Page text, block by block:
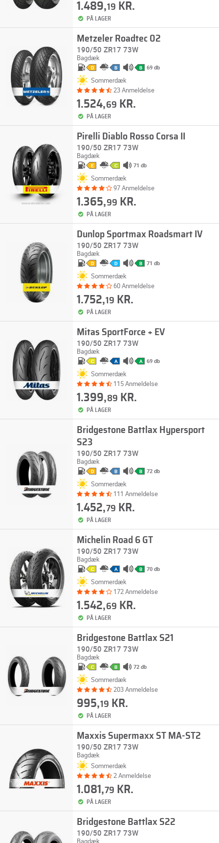
1.489,19 KR.
PÅ LAGER
Metzeler Roadtec 02
190/50 ZR17 73W
Bagdæk
D B B 69 db
Sommerdæk
23 Anmeldelse
1.524,69 KR.
PÅ LAGER
Pirelli Diablo Rosso Corsa II
190/50 ZR17 73W
Bagdæk
E C 71 db
Sommerdæk
97 Anmeldelse
1.365,99 KR.
PÅ LAGER
Dunlop Sportmax Roadsmart IV
190/50 ZR17 73W
Bagdæk
D D B 71 db
Sommerdæk
60 Anmeldelse
1.752,19 KR.
PÅ LAGER
Mitas SportForce + EV
190/50 ZR17 73W
Bagdæk
C A A 69 db
Sommerdæk
115 Anmeldelse
1.399,89 KR.
PÅ LAGER
Bridgestone Battlax Hypersport
S23
190/50 ZR17 73W
Bagdæk
D B B 72 db
Sommerdæk
111 Anmeldelse
1.452,79 KR.
PÅ LAGER
Michelin Road 6 GT
190/50 ZR17 73W
Bagdæk
C A B 70 db
Sommerdæk
172 Anmeldelse
1.542,69 KR.
PÅ LAGER
Bridgestone Battlax S21
190/50 ZR17 73W
Bagdæk
C B 72 db
Sommerdæk
203 Anmeldelse
995,19 KR.
PÅ LAGER
Maxxis Supermaxx ST MA-ST2
190/50 ZR17 73W
Bagdæk
Sommerdæk
2 Anmeldelse
1.081,79 KR.
PÅ LAGER
Bridgestone Battlax S22
190/50 ZR17 73W
Bagdæk